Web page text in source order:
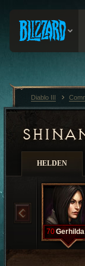
HELDEN
70Gerhilda
Diablo III